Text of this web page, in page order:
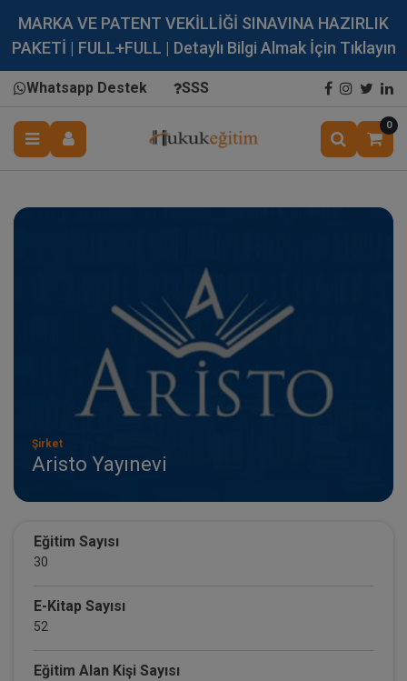
MARKA VE PATENT VEKİLLİĞİ SINAVINA HAZIRLIK
PAKETİ | FULL+FULL | Detaylı Bilgi Almak İçin Tıklayın
Whatsapp Destek SSS
0
Şirket
Aristo Yayınevi
Eğitim Sayısı
30
E-Kitap Sayısı
52
Eğitim Alan Kişi Sayısı